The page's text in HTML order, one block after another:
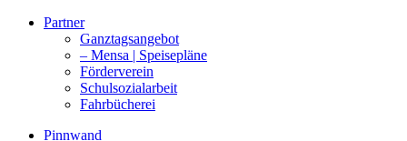
Partner
Ganztagsangebot
– Mensa | Speisepläne
Förderverein
Schulsozialarbeit
Fahrbücherei
Pinnwand